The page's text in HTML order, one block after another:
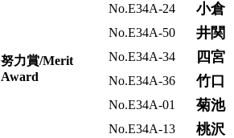
努力賞/Merit
Award
No.E34A-24 小倉
No.E34A-50 井
No.E34A-34 四
No.E34A-36 竹口
No.E34A-01 菊池
No.E34A-13 桃沢